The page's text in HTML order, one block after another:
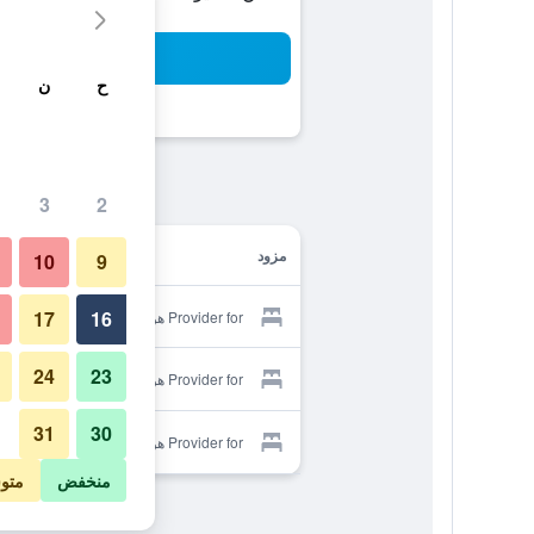
مزود
Provider for هوستال تروبيكانا
Provider for هوستال تروبيكانا
Provider for هوستال تروبيكانا
ح ن
2
3
9
10
16
17
23
24
30
31
منخفض